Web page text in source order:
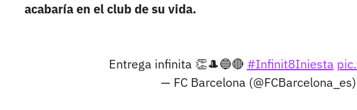
acabaría en el club de su vida.
Entrega infinita 👏🎩🔵🔴 #Infinit8Iniesta
— FC Barcelona (@FCBarcelona_es)